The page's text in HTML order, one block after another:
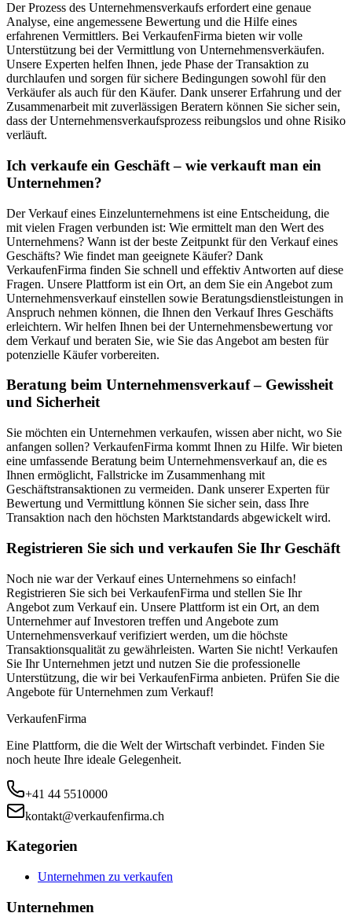
Der Prozess des Unternehmensverkaufs erfordert eine genaue
Analyse, eine angemessene Bewertung und die Hilfe eines
erfahrenen Vermittlers. Bei VerkaufenFirma bieten wir volle
Unterstützung bei der Vermittlung von Unternehmensverkäufen.
Unsere Experten helfen Ihnen, jede Phase der Transaktion zu
durchlaufen und sorgen für sichere Bedingungen sowohl für den
Verkäufer als auch für den Käufer. Dank unserer Erfahrung und der
Zusammenarbeit mit zuverlässigen Beratern können Sie sicher sein,
dass der Unternehmensverkaufsprozess reibungslos und ohne Risiko
verläuft.
Ich verkaufe ein Geschäft – wie verkauft man ein
Unternehmen?
Der Verkauf eines Einzelunternehmens ist eine Entscheidung, die
mit vielen Fragen verbunden ist: Wie ermittelt man den Wert des
Unternehmens? Wann ist der beste Zeitpunkt für den Verkauf eines
Geschäfts? Wie findet man geeignete Käufer? Dank
VerkaufenFirma finden Sie schnell und effektiv Antworten auf diese
Fragen. Unsere Plattform ist ein Ort, an dem Sie ein Angebot zum
Unternehmensverkauf einstellen sowie Beratungsdienstleistungen in
Anspruch nehmen können, die Ihnen den Verkauf Ihres Geschäfts
erleichtern. Wir helfen Ihnen bei der Unternehmensbewertung vor
dem Verkauf und beraten Sie, wie Sie das Angebot am besten für
potenzielle Käufer vorbereiten.
Beratung beim Unternehmensverkauf – Gewissheit
und Sicherheit
Sie möchten ein Unternehmen verkaufen, wissen aber nicht, wo Sie
anfangen sollen? VerkaufenFirma kommt Ihnen zu Hilfe. Wir bieten
eine umfassende Beratung beim Unternehmensverkauf an, die es
Ihnen ermöglicht, Fallstricke im Zusammenhang mit
Geschäftstransaktionen zu vermeiden. Dank unserer Experten für
Bewertung und Vermittlung können Sie sicher sein, dass Ihre
Transaktion nach den höchsten Marktstandards abgewickelt wird.
Registrieren Sie sich und verkaufen Sie Ihr Geschäft
Noch nie war der Verkauf eines Unternehmens so einfach!
Registrieren Sie sich bei VerkaufenFirma und stellen Sie Ihr
Angebot zum Verkauf ein. Unsere Plattform ist ein Ort, an dem
Unternehmer auf Investoren treffen und Angebote zum
Unternehmensverkauf verifiziert werden, um die höchste
Transaktionsqualität zu gewährleisten. Warten Sie nicht! Verkaufen
Sie Ihr Unternehmen jetzt und nutzen Sie die professionelle
Unterstützung, die wir bei VerkaufenFirma anbieten. Prüfen Sie die
Angebote für Unternehmen zum Verkauf!
VerkaufenFirma
Eine Plattform, die die Welt der Wirtschaft verbindet. Finden Sie
noch heute Ihre ideale Gelegenheit.
+41 44 5510000
kontakt@verkaufenfirma.ch
Kategorien
Unternehmen zu verkaufen
Unternehmen